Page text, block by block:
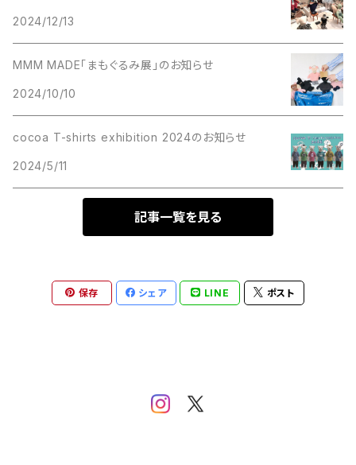
2024/12/13
MMM MADE「まもぐるみ展」のお知らせ
2024/10/10
cocoa T-shirts exhibition 2024のお知らせ
2024/5/11
記事一覧を見る
保存 シェア LINE ポスト